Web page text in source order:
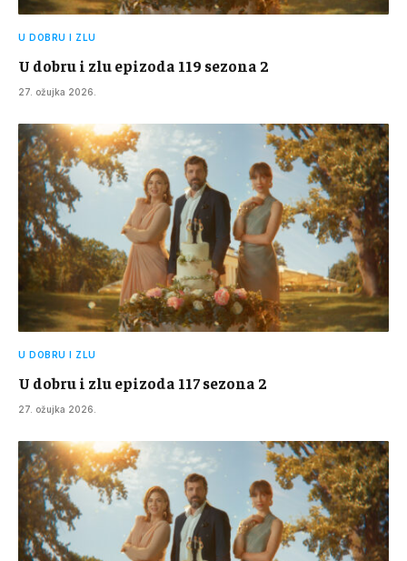
U DOBRU I ZLU
U dobru i zlu epizoda 119 sezona 2
27. ožujka 2026.
U DOBRU I ZLU
U dobru i zlu epizoda 117 sezona 2
27. ožujka 2026.